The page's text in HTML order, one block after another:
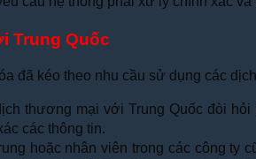
Trung Quốc
đã kéo theo nhu cầu sử dụng các
thương mại với Trung Quốc đòi
các thông tin.
hoặc nhân viên trong các công ty